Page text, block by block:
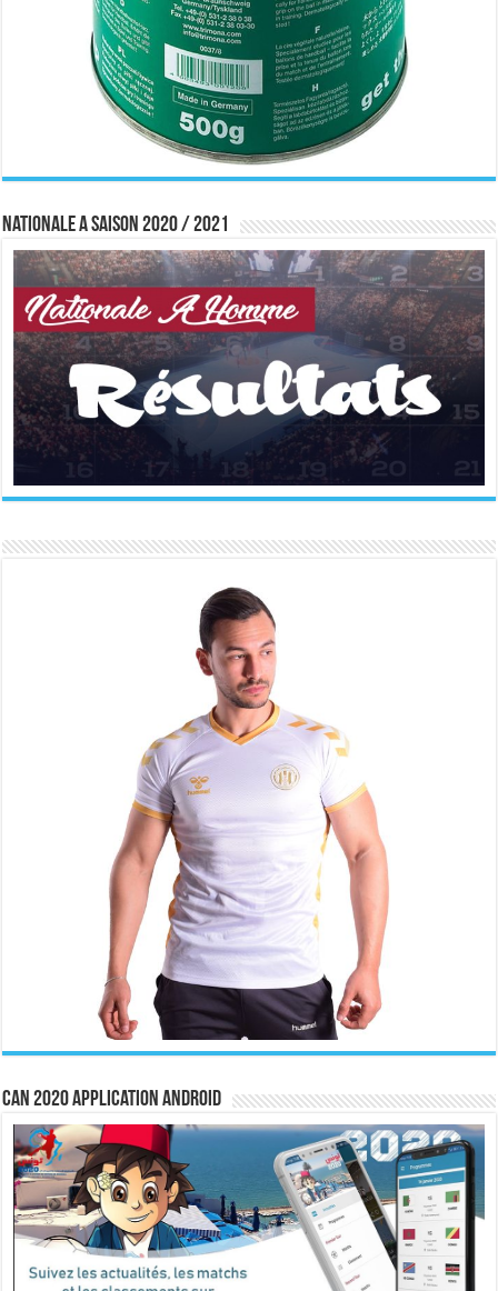
Nationale A saison 2020 / 2021
CAN 2020 Application Android